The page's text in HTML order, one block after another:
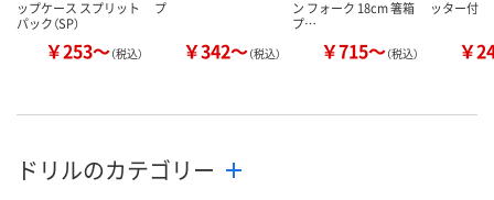
ップケース スプリット
パック（SP）
￥253～（税込）
プ
￥342～（税込）
ン フォーク 18cm 箸箱
プ…
￥715～（税込）
ッター付
￥
ドリルのカテゴリー